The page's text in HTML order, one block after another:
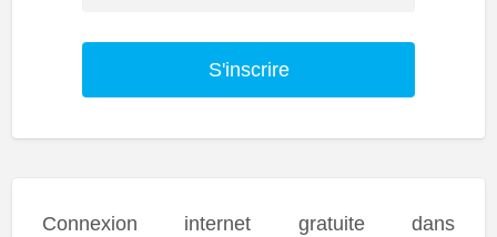
S'inscrire
Connexion internet gratuite dans